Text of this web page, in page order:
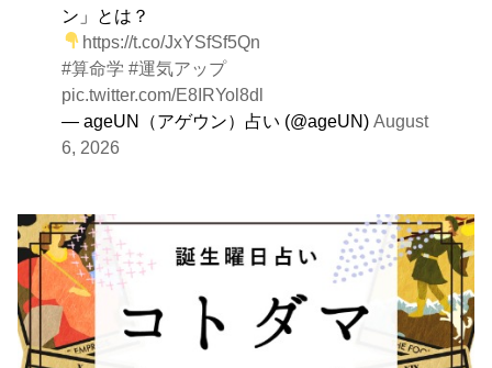
ン」とは？
https://t.co/JxYSfSf5Qn
#算命学 #運気アップ
pic.twitter.com/E8IRYol8dl
— ageUN（アゲウン）占い (@ageUN)August
6, 2026